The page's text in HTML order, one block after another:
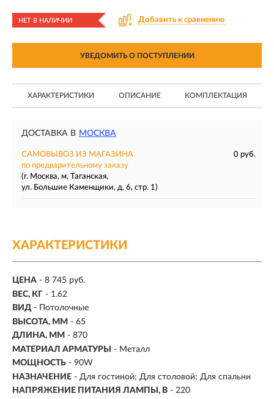
НЕТ В НАЛИЧИИ Добавить к сравнению
УВЕДОМИТЬ О ПОСТУПЛЕНИИ
ХАРАКТЕРИСТИКИ ОПИСАНИЕ КОМПЛЕКТАЦИЯ
ДОСТАВКА В МОСКВА
САМОВЫВОЗ ИЗ МАГАЗИНА
0 руб.
по предварительному заказу
(г. Москва, м. Таганская,
ул. Большие Каменщики, д. 6, стр. 1)
ХАРАКТЕРИСТИКИ
ЦЕНА - 8 745 руб.
ВЕС, КГ - 1.62
ВИД - Потолочные
ВЫСОТА, ММ - 65
ДЛИНА, ММ - 870
МАТЕРИАЛ АРМАТУРЫ
- Металл
МОЩНОСТЬ - 90W
НАЗНАЧЕНИЕ - Для гостиной; Для столовой; Для спальни
НАПРЯЖЕНИЕ ПИТАНИЯ ЛАМПЫ, В - 220